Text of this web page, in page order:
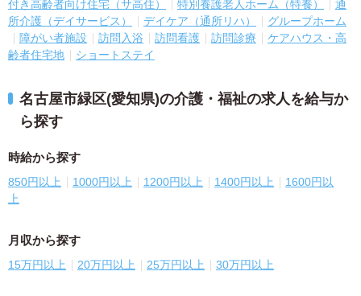
付き高齢者向け住宅（サ高住）
特別養護老人ホーム（特養）
通
所介護（デイサービス）
デイケア（通所リハ）
グループホーム
障がい者施設
訪問入浴 訪問看護 訪問診療
ケアハウス・高
齢者住宅地
ショートステイ
名古屋市緑区(愛知県)の介護・福祉の求人を給与か
ら探す
時給から探す
850円以上 1000円以上 1200円以上 1400円以上
1600円以
上
月収から探す
15万円以上 20万円以上 25万円以上 30万円以上